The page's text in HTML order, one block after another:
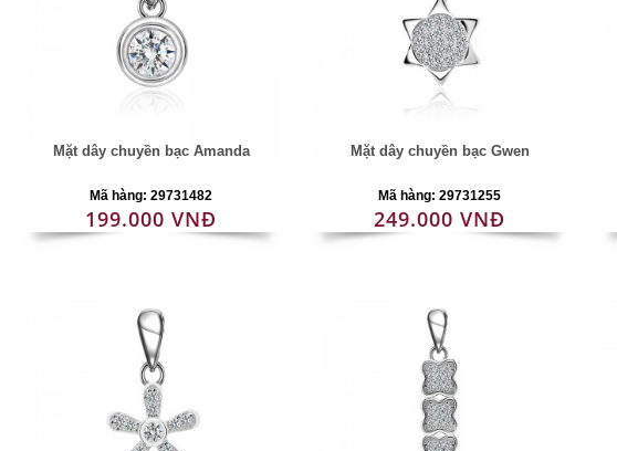
Mặt dây chuyền bạc Amanda
Mã hàng: 29731482
199.000 VNĐ
Mặt dây chuyền bạc Gwen
Mã hàng: 29731255
249.000 VNĐ